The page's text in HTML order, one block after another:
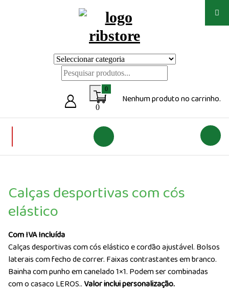
0
0
Nenhum produto no carrinho.
Calças desportivas com cós
elástico
Com IVA Incluída
Calças desportivas com cós elástico e cordão ajustável. Bolsos
laterais com fecho de correr. Faixas contrastantes em branco.
Bainha com punho em canelado 1×1. Podem ser combinadas
com o casaco LEROS..Valor inclui personalização.